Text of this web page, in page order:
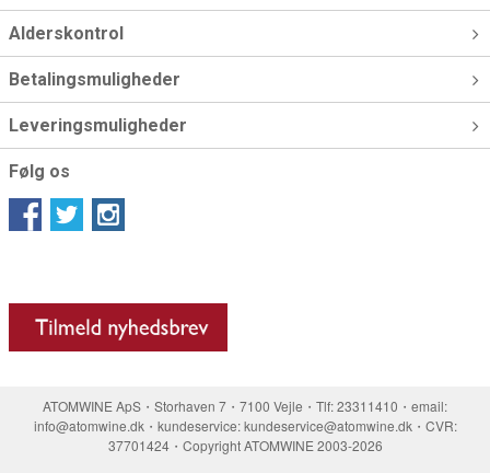
Alderskontrol
Betalingsmuligheder
Leveringsmuligheder
Følg os
ATOMWINE ApS・Storhaven 7・7100 Vejle・Tlf: 23311410・email:
info@atomwine.dk・kundeservice: kundeservice@atomwine.dk・CVR:
37701424・Copyright ATOMWINE 2003-2026